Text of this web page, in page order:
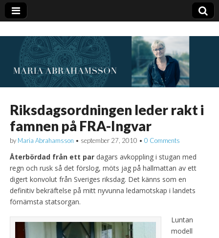
Riksdagsordningen leder rakt i
famnen på FRA-Ingvar
by Maria Abrahamsson • september 27, 2010 • 0 Comments
Återbördad från ett par dagars avkoppling i stugan med
regn och rusk så det förslog, möts jag på hallmattan av ett
digert konvolut från Sveriges riksdag. Det känns som en
definitiv bekräftelse på mitt nyvunna ledamotskap i landets
förnämsta statsorgan.
Luntan
modell